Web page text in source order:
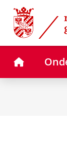
Skip
Content
Skip
Navigation
Home